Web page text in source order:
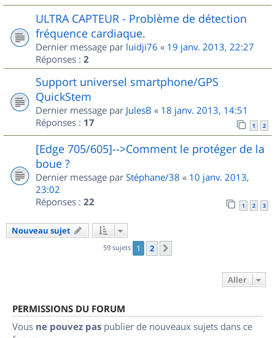
ULTRA CAPTEUR - Problème de détection
fréquence cardiaque.
Dernier message par luidji76 « 19 janv. 2013, 22:27
Réponses : 2
Support universel smartphone/GPS
QuickStem
Dernier message par JulesB « 18 janv. 2013, 14:51
Réponses : 17 1 2
[Edge 705/605]-->Comment le protéger de la
boue ?
Dernier message par Stéphane/38 « 10 janv. 2013,
23:02
Réponses : 22 1 2 3
Nouveau sujet
59 sujets 1 2
Aller
PERMISSIONS DU FORUM
Vous ne pouvez pas publier de nouveaux sujets dans ce